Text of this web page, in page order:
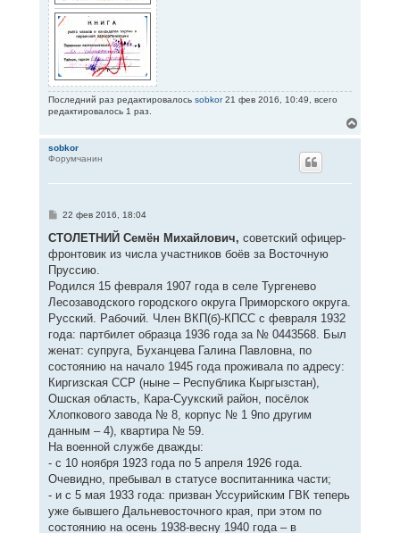
Последний раз редактировалось sobkor21 фев 2016, 10:49, всего
редактировалось 1 раз.
sobkor
Форумчанин
С
о
щ
е
н
и
е
22 фев 2016, 18:04
СТОЛЕТНИЙ Семён Михайлович, советский офицер-
фронтовик из числа участников боёв за Восточную
Пруссию.
Родился 15 февраля 1907 года в селе Тургенево
Лесозаводского городского округа Приморского округа.
Русский. Рабочий. Член ВКП(б)-КПСС с февраля 1932
года: партбилет образца 1936 года за № 0443568. Был
женат: супруга, Буханцева Галина Павловна, по
состоянию на начало 1945 года проживала по адресу:
Киргизская ССР (ныне – Республика Кыргызстан),
Ошская область, Кара-Суукский район, посёлок
Хлопкового завода № 8, корпус № 1 9по другим
данным – 4), квартира № 59.
На военной службе дважды:
- с 10 ноября 1923 года по 5 апреля 1926 года.
Очевидно, пребывал в статусе воспитанника части;
- и с 5 мая 1933 года: призван Уссурийским ГВК теперь
уже бывшего Дальневосточного края, при этом по
состоянию на осень 1938-весну 1940 года – в